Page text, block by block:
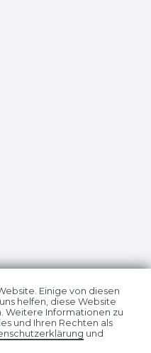
Einige von diesen
helfen, diese Website
Weitere Informationen zu
und Ihren Rechten als
und